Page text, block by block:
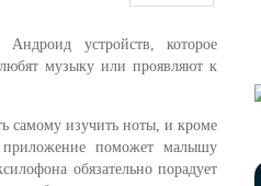
устройств, которое
музыку или проявляют к
самому изучить ноты, и кроме
поможет малышу
обязательно порадует